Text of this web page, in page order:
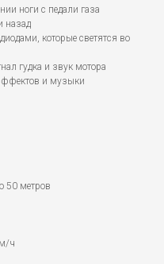
ноги с педали газа
назад
которые светятся во
гудка и звук мотора
и музыки
50 метров
ч